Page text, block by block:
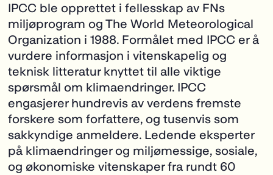
IPCC ble opprettet i fellesskap av FNs
miljøprogram og The World Meteorological
Organization i 1988. Formålet med IPCC er å
vurdere informasjon i vitenskapelig og
teknisk litteratur knyttet til alle viktige
spørsmål om klimaendringer. IPCC
engasjerer hundrevis av verdens fremste
forskere som forfattere, og tusenvis som
sakkyndige anmeldere. Ledende eksperter
på klimaendringer og miljømessige, sosiale,
og økonomiske vitenskaper fra rundt 60